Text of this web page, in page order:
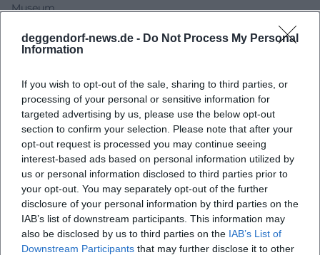
deggendorf-news.de - Do Not Process My Personal
Information
If you wish to opt-out of the sale, sharing to third parties, or
processing of your personal or sensitive information for
targeted advertising by us, please use the below opt-out
section to confirm your selection. Please note that after your
opt-out request is processed you may continue seeing
interest-based ads based on personal information utilized by
us or personal information disclosed to third parties prior to
your opt-out. You may separately opt-out of the further
disclosure of your personal information by third parties on the
IAB’s list of downstream participants. This information may
also be disclosed by us to third parties on the IAB’s List of
Downstream Participants that may further disclose it to other
Museum
Ausstellungen und monografischen Katalogen. Seine
Erwerbungen, Beschlagnahmen und Rückführungen die
bewegte Institutionengeschichte des 20. Jahrhunderts
spiegeln. Die Forschung konzentriert sich neben Stil- und
Motivfragen zunehmend auf Provenienz: Lücken der Jahre
1933 bis 1945, Rückgaben an Erben jüdischer
Sammlerinnen und Sammler, Rekonstruktionen von
Sammlungspfaden. Diese Aufarbeitung stärkt die
Vertrauenswürdigkeit des Feldes und kontextualisiert die
Biografien der Werke.
„Entartete Kunst“ und die Folgen: Kulturpolitik als Zäsur